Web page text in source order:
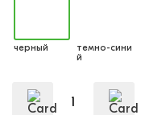
черный
темно-сини
й